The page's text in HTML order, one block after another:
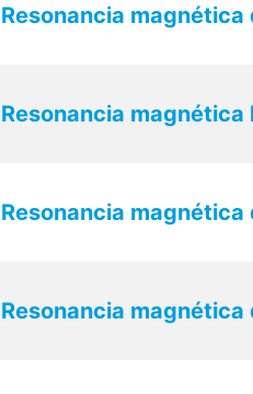
Resonancia magnética
Resonancia magnética
Resonancia magnética
Resonancia magnética